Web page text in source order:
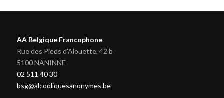
AA Belgique Francophone
Rue des Pieds d'Alouette, 42 b
5100 NANINNE
02 511 40 30
bsg@alcooliquesanonymes.be